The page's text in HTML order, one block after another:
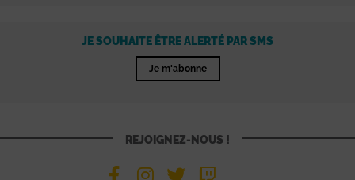
JE SOUHAITE ÊTRE ALERTÉ PAR SMS
Je m'abonne
REJOIGNEZ-NOUS !